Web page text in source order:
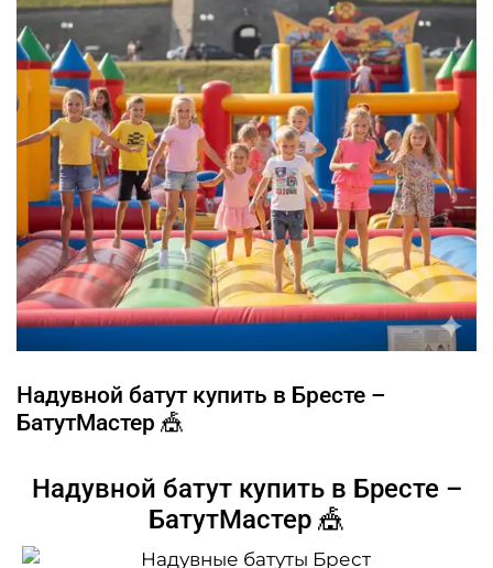
Надувной батут купить в Бресте –
БатутМастер 🎪
Надувной батут купить в Бресте –
БатутМастер 🎪